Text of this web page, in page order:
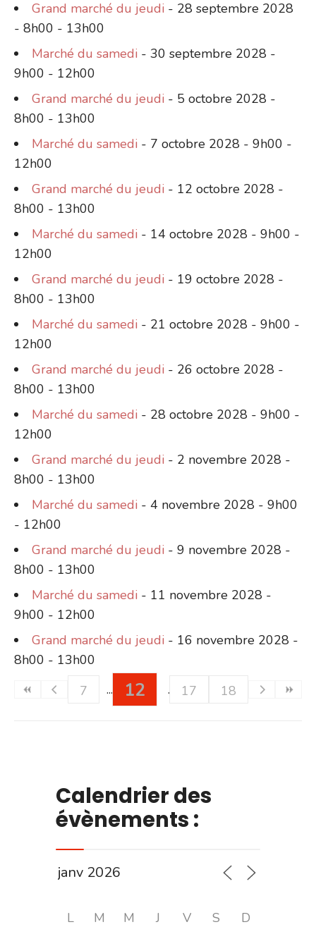
Grand marché du jeudi - 28 septembre 2028
- 8h00 - 13h00
Marché du samedi - 30 septembre 2028 -
9h00 - 12h00
Grand marché du jeudi - 5 octobre 2028 -
8h00 - 13h00
Marché du samedi - 7 octobre 2028 - 9h00 -
12h00
Grand marché du jeudi - 12 octobre 2028 -
8h00 - 13h00
Marché du samedi - 14 octobre 2028 - 9h00 -
12h00
Grand marché du jeudi - 19 octobre 2028 -
8h00 - 13h00
Marché du samedi - 21 octobre 2028 - 9h00 -
12h00
Grand marché du jeudi - 26 octobre 2028 -
8h00 - 13h00
Marché du samedi - 28 octobre 2028 - 9h00 -
12h00
Grand marché du jeudi - 2 novembre 2028 -
8h00 - 13h00
Marché du samedi - 4 novembre 2028 - 9h00
- 12h00
Grand marché du jeudi - 9 novembre 2028 -
8h00 - 13h00
Marché du samedi - 11 novembre 2028 -
9h00 - 12h00
Grand marché du jeudi - 16 novembre 2028 -
8h00 - 13h00
7
12 17 18
Calendrier des
évènements :
L M M J V S D